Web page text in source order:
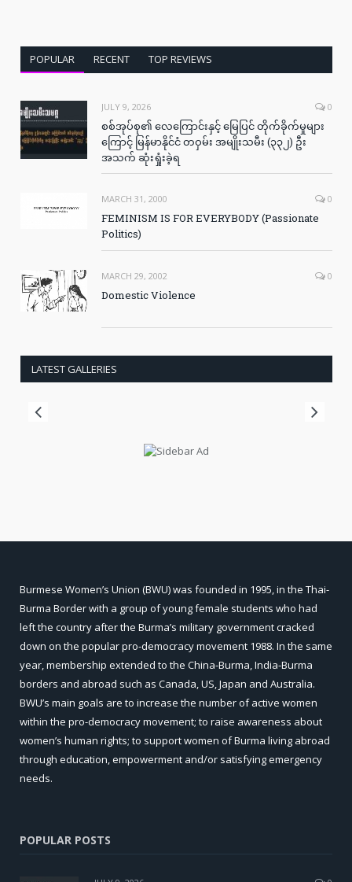
POPULAR RECENT TOP REVIEWS
JULY 9, 2026 0
စစ်အုပ်စု၏ လေကြောင်းနှင့် မြေပြင် တိုက်ခိုက်မှုများ
ကြောင့် မြန်မာနိုင်ငံ တဝှမ်း အမျိုးသမီး (၃၃၂) ဦး
အသက် ဆုံးရှုံးခဲ့ရ
MARCH 31, 2000 0
FEMINISM IS FOR EVERYBODY (Passionate
Politics)
MARCH 29, 2002 0
Domestic Violence
LATEST GALLERIES
Burmese Women’s Union (BWU) was founded in 1995, in the Thai-
Burma Border with a group of young female students who had
left the country after the Burma’s military government cracked
down on the popular pro-democracy movement 1988. In the same
year, membership extended to the China-Burma, India-Burma
borders and abroad such as Canada, US, Japan and Australia.
BWU’s main goals are to increase the number of active women
within the pro-democracy movement; to raise awareness about
women’s human rights; to support women of Burma living abroad
through education, empowerment and/or satisfying emergency
needs.
POPULAR POSTS